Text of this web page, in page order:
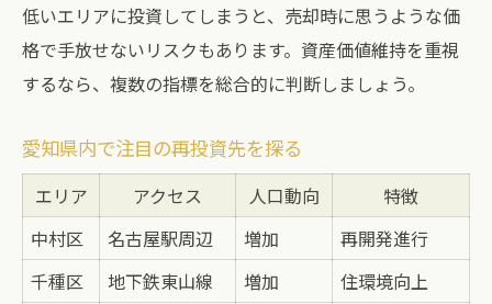
低いエリアに投資してしまうと、売却時に思うような価
格で手放せないリスクもあります。資産価値維持を重視
するなら、複数の指標を総合的に判断しましょう。
愛知県内で注目の再投資先を探る
エリア アクセス 人口動向
特徴
中村区
名古屋駅周辺 増加
再開発進行
千種区
地下鉄東山線 増加
住環境向上